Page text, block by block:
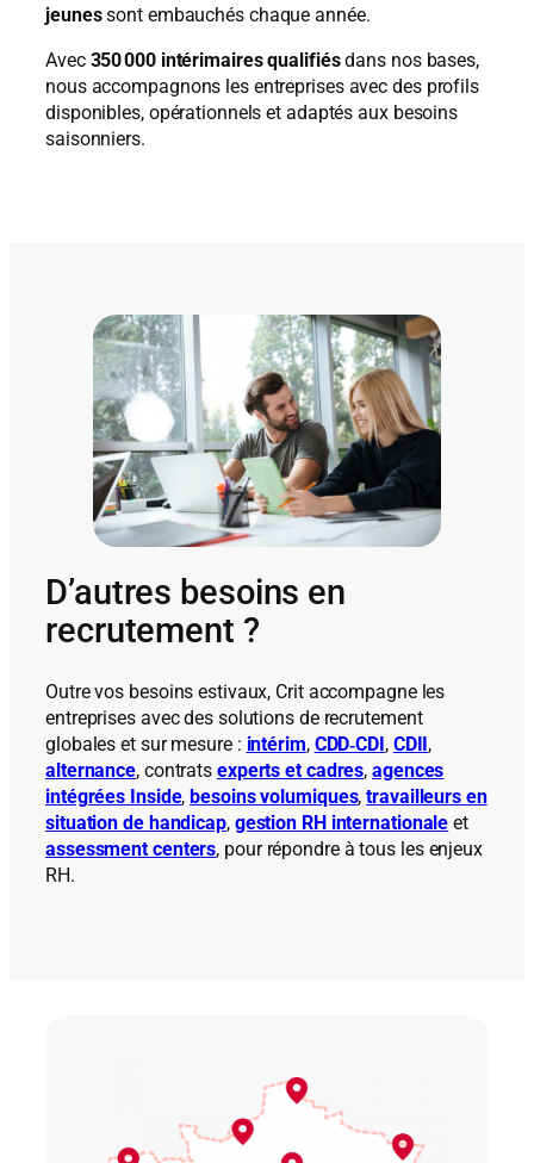
jeunessont embauchés chaque année.
Avec 350 000 intérimaires qualifiésdans nos bases,
nous accompagnons les entreprises avec des profils
disponibles, opérationnels et adaptés aux besoins
saisonniers.
D’autres besoins en
recrutement ?
Outre vos besoins estivaux, Crit accompagne les
entreprises avec des solutions de recrutement
globales et sur mesure : intérim, CDD‑CDI, CDII,
alternance, contrats experts et cadres,agences
intégrées Inside,besoins volumiques,travailleurs en
situation de handicap, gestion RH internationale et
assessment centers, pour répondre à tous les enjeux
RH.